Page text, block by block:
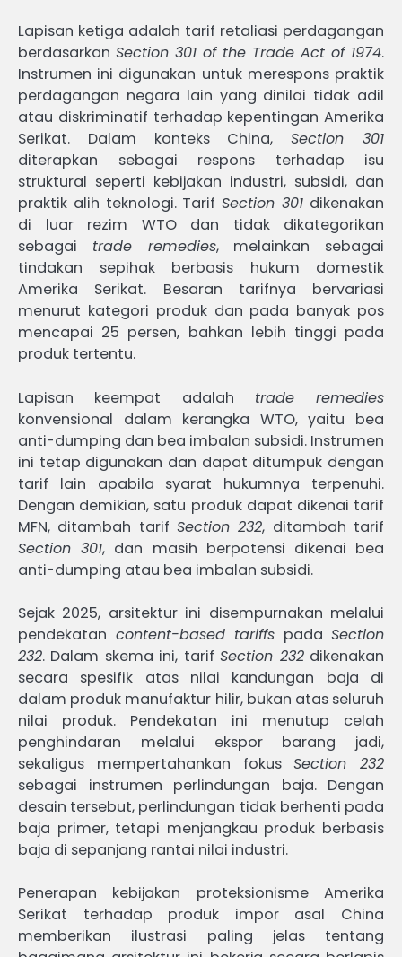
Lapisan ketiga adalah tarif retaliasi perdagangan
berdasarkan Section 301 of the Trade Act of 1974.
Instrumen ini digunakan untuk merespons praktik
perdagangan negara lain yang dinilai tidak adil
atau diskriminatif terhadap kepentingan Amerika
Serikat. Dalam konteks China,Section 301
diterapkan sebagai respons terhadap isu
struktural seperti kebijakan industri, subsidi, dan
praktik alih teknologi. TarifSection 301 dikenakan
di luar rezim WTO dan tidak dikategorikan
sebagai trade remedies, melainkan sebagai
tindakan sepihak berbasis hukum domestik
Amerika Serikat. Besaran tarifnya bervariasi
menurut kategori produk dan pada banyak pos
mencapai 25 persen, bahkan lebih tinggi pada
produk tertentu.
Lapisan keempat adalah trade remedies
konvensional dalam kerangka WTO, yaitu bea
anti-dumping dan bea imbalan subsidi. Instrumen
ini tetap digunakan dan dapat ditumpuk dengan
tarif lain apabila syarat hukumnya terpenuhi.
Dengan demikian, satu produk dapat dikenai tarif
MFN, ditambah tarif Section 232, ditambah tarif
Section 301, dan masih berpotensi dikenai bea
anti-dumping atau bea imbalan subsidi.
Sejak 2025, arsitektur ini disempurnakan melalui
pendekatan content-based tariffs pada Section
232. Dalam skema ini, tarifSection 232dikenakan
secara spesifik atas nilai kandungan baja di
dalam produk manufaktur hilir, bukan atas seluruh
nilai produk. Pendekatan ini menutup celah
penghindaran melalui ekspor barang jadi,
sekaligus mempertahankan fokusSection 232
sebagai instrumen perlindungan baja. Dengan
desain tersebut, perlindungan tidak berhenti pada
baja primer, tetapi menjangkau produk berbasis
baja di sepanjang rantai nilai industri.
Penerapan kebijakan proteksionisme Amerika
Serikat terhadap produk impor asal China
memberikan ilustrasi paling jelas tentang